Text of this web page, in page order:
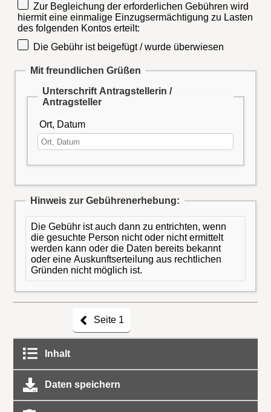
Zur Begleichung der erforderlichen Gebühren wird
hiermit eine einmalige Einzugsermächtigung zu Lasten
des folgenden Kontos erteilt:
Die Gebühr ist beigefügt / wurde überwiesen
Mit freundlichen Grüßen
Unterschrift Antragstellerin /
Antragsteller
Ort, Datum
Hinweis zur Gebührenerhebung:
Die Gebühr ist auch dann zu entrichten, wenn
die gesuchte Person nicht oder nicht ermittelt
werden kann oder die Daten bereits bekannt
oder eine Auskunftserteilung aus rechtlichen
Gründen nicht möglich ist.
Seite 1
Inhalt
Daten speichern